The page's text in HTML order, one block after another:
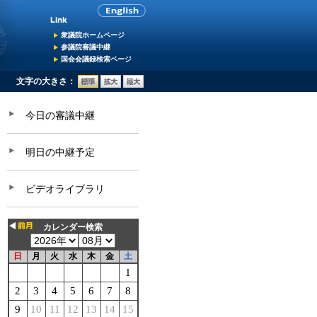
衆議院ホームページ
参議院審議中継
国会会議録検索ページ
文字の大きさ：
今日の審議中継
明日の中継予定
ビデオライブラリ
カレンダー検索
日 月 火 水 木 金 土
1
2
3 4 5 6 7
8
9
10 11 12 13 14
15